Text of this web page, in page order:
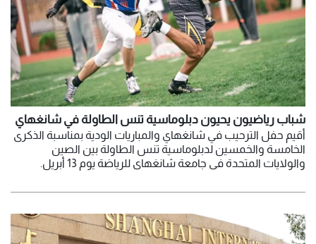
شباب رياضيون يحيون دبلوماسية تنس الطاولة في شانغهاي
أُقيم حفل الترحيب في شانغهاي والمباريات الودية بمناسبة الذكرى
الخامسة والخمسين لدبلوماسية تنس الطاولة بين الصين
والولايات المتحدة في جامعة شانغهاي للرياضة يوم 13 أبريل.